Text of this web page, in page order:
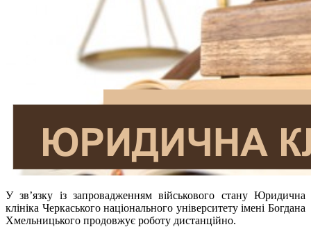
У зв’язку із запровадженням військового стану Юридична
клініка Черкаського національного університету імені Богдана
Хмельницького продовжує роботу дистанційно.